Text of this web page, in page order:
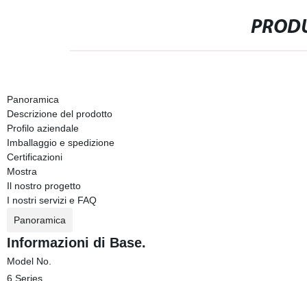
Panoramica
Descrizione del prodotto
Profilo aziendale
Imballaggio e spedizione
Certificazioni
Mostra
Il nostro progetto
I nostri servizi e FAQ
Panoramica
Informazioni di Base.
Model No.
6 Series